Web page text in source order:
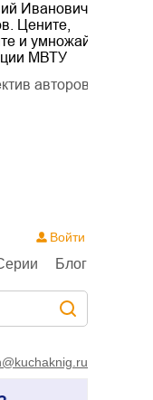
Иванович
Цените,
и умножайте
МВТУ
авторов
Блог
Войти